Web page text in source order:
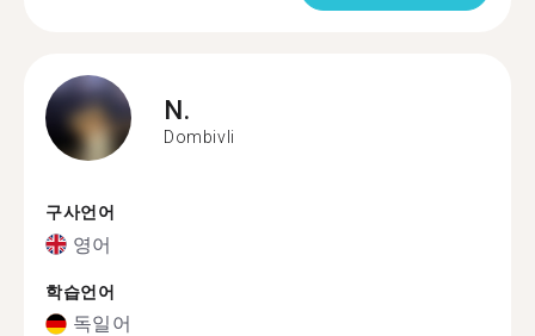
N.
Dombivli
구사언어
영어
학습언어
독일어